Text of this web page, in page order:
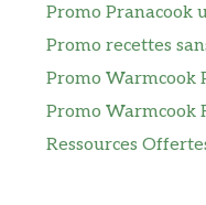
Promo Pranacook
Promo recettes
Promo Warmcook
Promo Warmcook
Ressources